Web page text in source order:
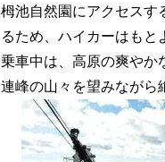
栂池自然園にアクセスす
るため、ハイカーはもと
乗車中は、高原の爽やか
連峰の山々を望みながら